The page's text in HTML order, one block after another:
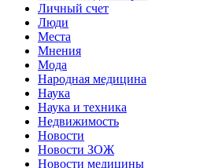
Личный счет
Люди
Места
Мнения
Мода
Народная медицина
Наука
Наука и техника
Недвижимость
Новости
Новости ЗОЖ
Новости медицины